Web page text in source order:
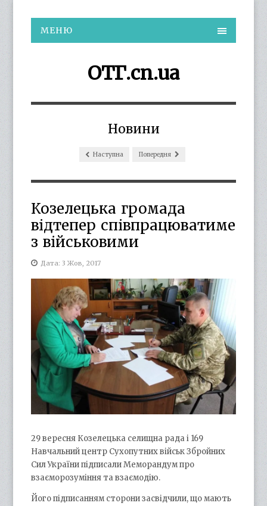
МЕНЮ
ОТГ.cn.ua
Новини
Наступна Попередня
Козелецька громада
відтепер співпрацюватиме
з військовими
Дата: 3 Жов, 2017
29 вересня Козелецька селищна рада і 169
Навчальний центр Сухопутних військ Збройних
Сил України підписали Меморандум про
взаєморозуміння та взаємодію.
Його підписанням сторони засвідчили, що мають